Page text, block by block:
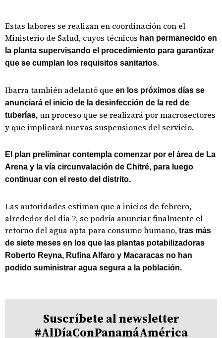
Estas labores se realizan en coordinación con el
Ministerio de Salud, cuyos técnicos han permanecido en
la planta supervisando el procedimiento para garantizar
que se cumplan los requisitos sanitarios.
Ibarra también adelantó que en los próximos días se
anunciará el inicio de la desinfección de la red de
tuberías, un proceso que se realizará por macrosectores
y que implicará nuevas suspensiones del servicio.
El plan preliminar contempla comenzar por el área de La
Arena y la vía circunvalación de Chitré, para luego
continuar con el resto del distrito.
Las autoridades estiman que a inicios de febrero,
alrededor del día 2, se podría anunciar finalmente el
retorno del agua apta para consumo humano, tras más
de siete meses en los que las plantas potabilizadoras
Roberto Reyna, Rufina Alfaro y Macaracas no han
podido suministrar agua segura a la población.
Suscríbete al newsletter
#AlDíaConPanamáAmérica